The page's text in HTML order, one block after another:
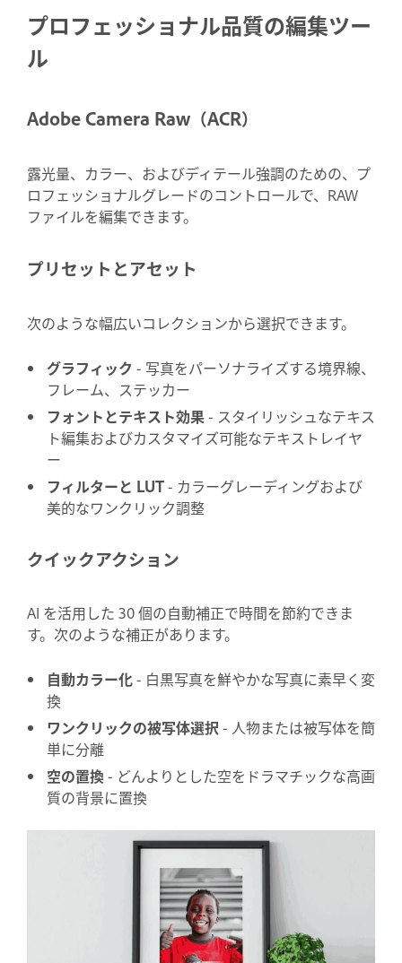
プロフェッショナル品質の編集ツー
ル
Adobe Camera Raw（ACR）
露光量、カラー、およびディテール強調のための、プ
ロフェッショナルグレードのコントロールで、RAW
ファイルを編集できます。
プリセットとアセット
次のような幅広いコレクションから選択できます。
グラフィック - 写真をパーソナライズする境界線、
フレーム、ステッカー
フォントとテキスト効果- スタイリッシュなテキス
ト編集およびカスタマイズ可能なテキストレイヤ
ー
フィルターと LUT- カラーグレーディングおよび
美的なワンクリック調整
クイックアクション
AI を活用した 30 個の自動補正で時間を節約できま
す。次のような補正があります。
自動カラー化- 白黒写真を鮮やかな写真に素早く変
換
ワンクリックの被写体選択- 人物または被写体を簡
単に分離
空の置換- どんよりとした空をドラマチックな高画
質の背景に置換